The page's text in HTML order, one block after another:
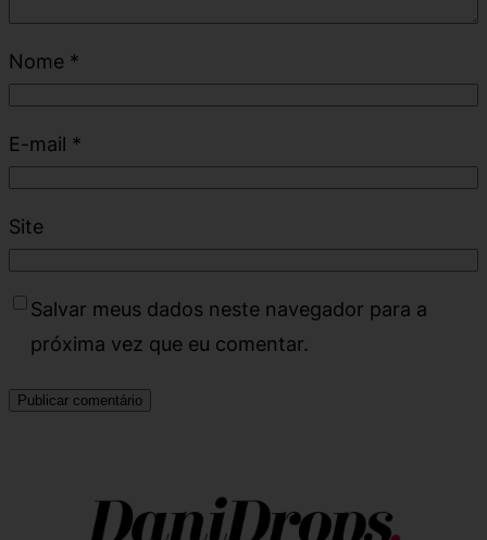
Nome *
E-mail *
Site
Salvar meus dados neste navegador para a
próxima vez que eu comentar.